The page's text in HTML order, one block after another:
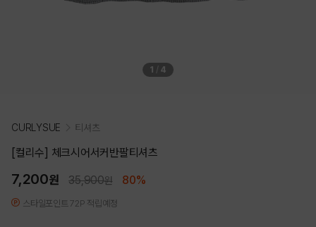
1 / 4
CURLYSUE 티셔츠
[컬리수] 체크시어서커반팔티셔츠
7,200원 35,900원 80%
스타일포인트 72P 적립예정